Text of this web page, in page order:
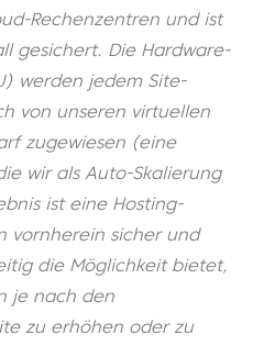
Rechenzentren und ist
gesichert. Die Hardware-
werden jedem Site-
von unseren virtuellen
zugewiesen (eine
wir als Auto-Skalierung
ist eine Hosting-
vornherein sicher und
die Möglichkeit bietet,
je nach den
zu erhöhen oder zu